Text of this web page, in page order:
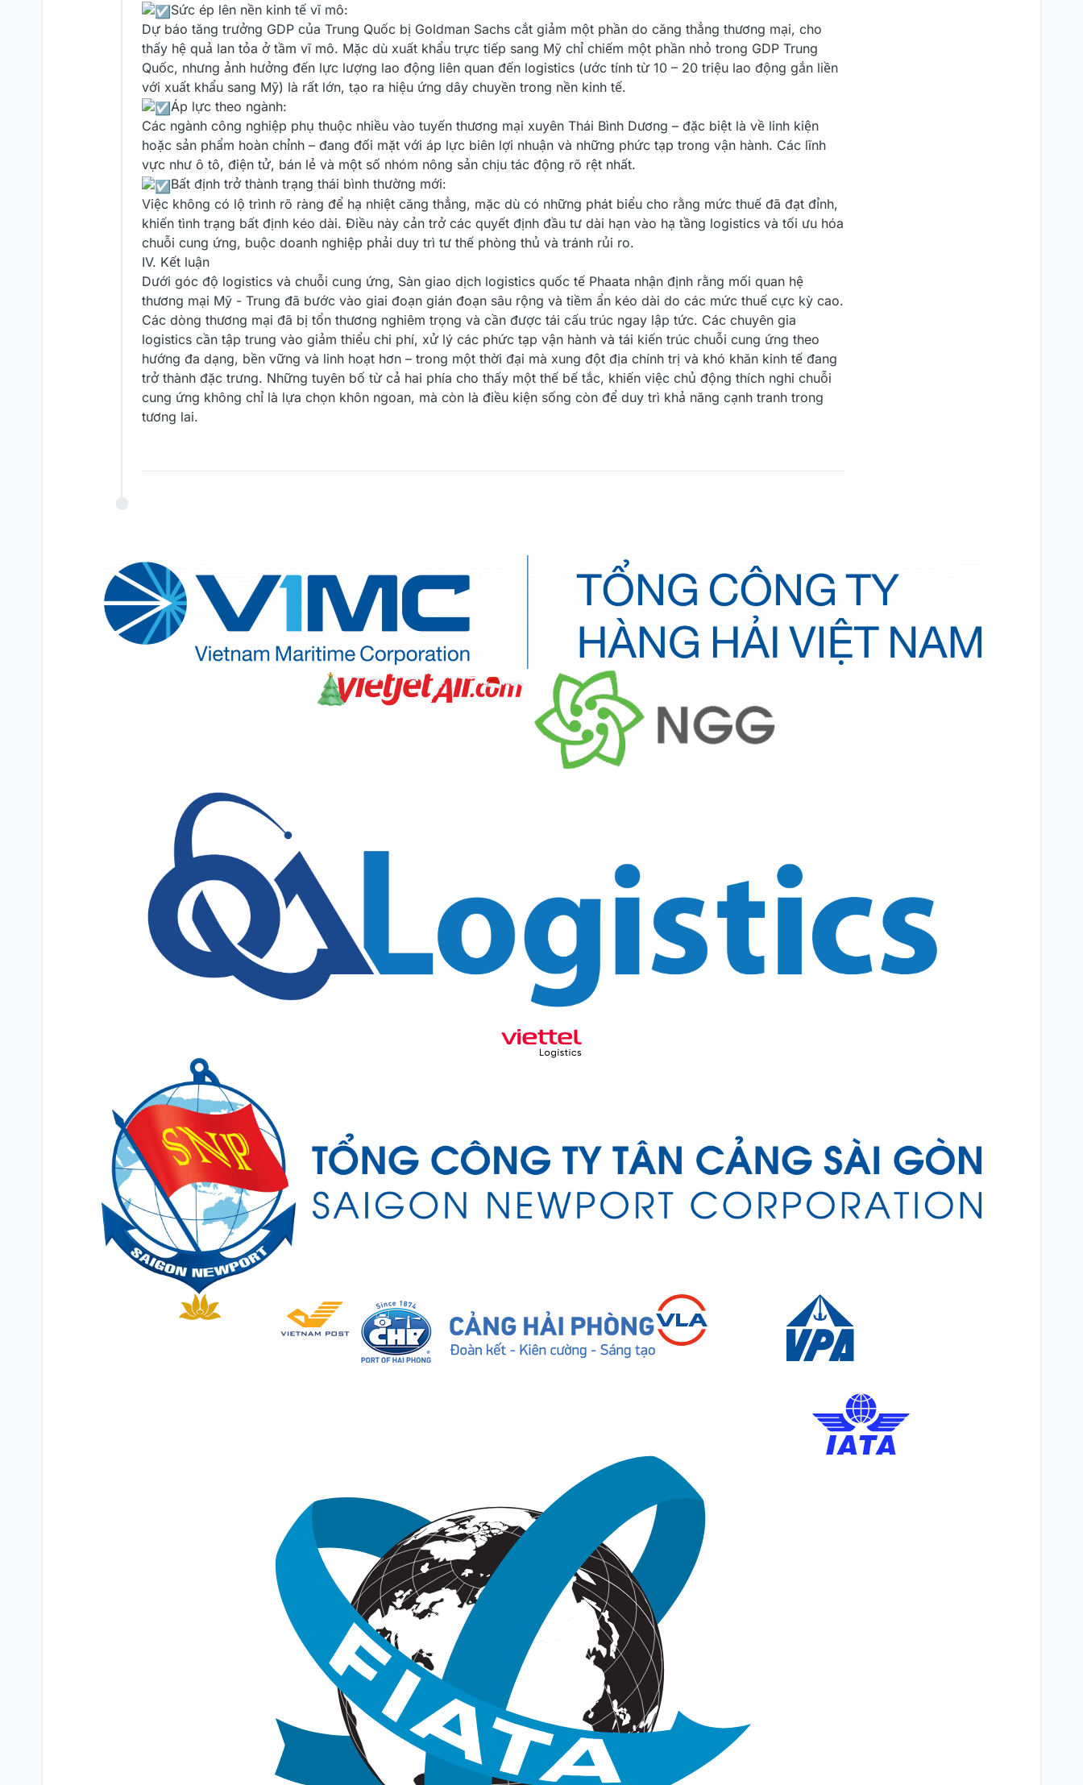
️Sức ép lên nền kinh tế vĩ mô:
Dự báo tăng trưởng GDP của Trung Quốc bị Goldman Sachs cắt giảm một phần do căng thẳng thương mại, cho
thấy hệ quả lan tỏa ở tầm vĩ mô. Mặc dù xuất khẩu trực tiếp sang Mỹ chỉ chiếm một phần nhỏ trong GDP Trung
Quốc, nhưng ảnh hưởng đến lực lượng lao động liên quan đến logistics (ước tính từ 10 – 20 triệu lao động gắn liền
với xuất khẩu sang Mỹ) là rất lớn, tạo ra hiệu ứng dây chuyền trong nền kinh tế.
️Áp lực theo ngành:
Các ngành công nghiệp phụ thuộc nhiều vào tuyến thương mại xuyên Thái Bình Dương – đặc biệt là về linh kiện
hoặc sản phẩm hoàn chỉnh – đang đối mặt với áp lực biên lợi nhuận và những phức tạp trong vận hành. Các lĩnh
vực như ô tô, điện tử, bán lẻ và một số nhóm nông sản chịu tác động rõ rệt nhất.
️Bất định trở thành trạng thái bình thường mới:
Việc không có lộ trình rõ ràng để hạ nhiệt căng thẳng, mặc dù có những phát biểu cho rằng mức thuế đã đạt đỉnh,
khiến tình trạng bất định kéo dài. Điều này cản trở các quyết định đầu tư dài hạn vào hạ tầng logistics và tối ưu hóa
chuỗi cung ứng, buộc doanh nghiệp phải duy trì tư thế phòng thủ và tránh rủi ro.
IV. Kết luận
Dưới góc độ logistics và chuỗi cung ứng, Sàn giao dịch logistics quốc tế Phaata nhận định rằng mối quan hệ
thương mại Mỹ - Trung đã bước vào giai đoạn gián đoạn sâu rộng và tiềm ẩn kéo dài do các mức thuế cực kỳ cao.
Các dòng thương mại đã bị tổn thương nghiêm trọng và cần được tái cấu trúc ngay lập tức. Các chuyên gia
logistics cần tập trung vào giảm thiểu chi phí, xử lý các phức tạp vận hành và tái kiến trúc chuỗi cung ứng theo
hướng đa dạng, bền vững và linh hoạt hơn – trong một thời đại mà xung đột địa chính trị và khó khăn kinh tế đang
trở thành đặc trưng. Những tuyên bố từ cả hai phía cho thấy một thế bế tắc, khiến việc chủ động thích nghi chuỗi
cung ứng không chỉ là lựa chọn khôn ngoan, mà còn là điều kiện sống còn để duy trì khả năng cạnh tranh trong
tương lai.